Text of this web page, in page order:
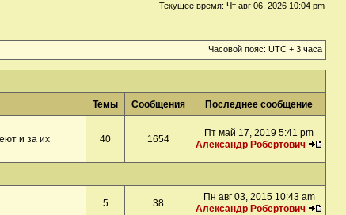
Текущее время: Чт авг 06, 2026 10:04 pm
Часовой пояс: UTC + 3 часа
Темы Сообщения Последнее сообщение
и за их
40 1654
Пт май 17, 2019 5:41 pm
Александр Робертович
5 38
Пн авг 03, 2015 10:43 am
Александр Робертович